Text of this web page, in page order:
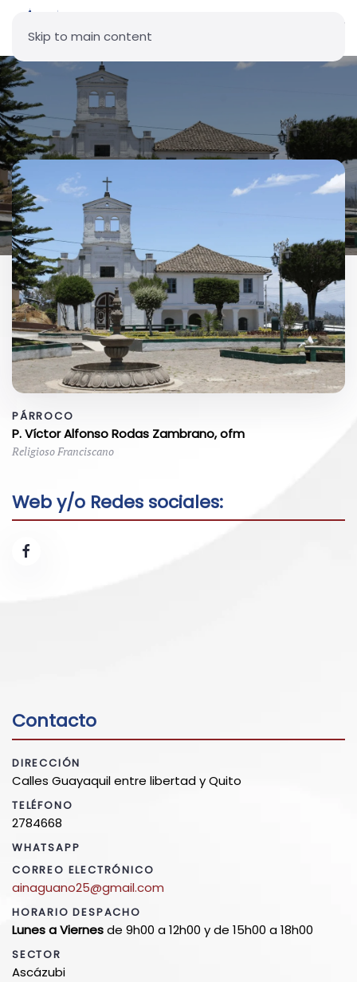
Skip to main content
Parroquia Nuestra Señora del
Carmen - Ascázubi
PÁRROCO
P. Víctor Alfonso Rodas Zambrano, ofm
Religioso Franciscano
Web y/o Redes sociales:
Contacto
DIRECCIÓN
Calles Guayaquil entre libertad y Quito
TELÉFONO
2784668
WHATSAPP
CORREO ELECTRÓNICO
ainaguano25@gmail.com
HORARIO DESPACHO
Lunes a Viernesde 9h00 a 12h00 y de 15h00 a 18h00
SECTOR
Ascázubi